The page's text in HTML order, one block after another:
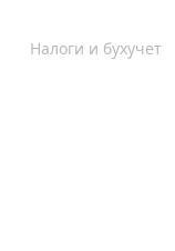
Налоги и бухучет